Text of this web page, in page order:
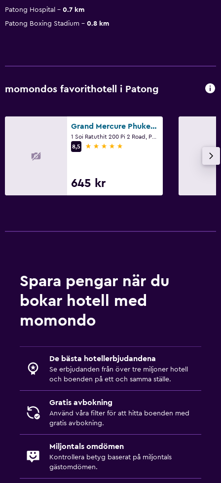
Patong Hospital
0.7 km
Patong Boxing Stadium
0.8 km
momondos favorithotell i Patong
Grand Mercure Phuket Patong (Sha Plus+)
8,5
5 stjärnor
645 kr
Spara pengar när du
bokar hotell med
momondo
De bästa hotellerbjudandena
Se erbjudanden från över tre miljoner hotell
och boenden på ett och samma ställe.
Gratis avbokning
Använd våra filter för att hitta boenden med
gratis avbokning.
Miljontals omdömen
Kontrollera betyg baserat på miljontals
gästomdömen.